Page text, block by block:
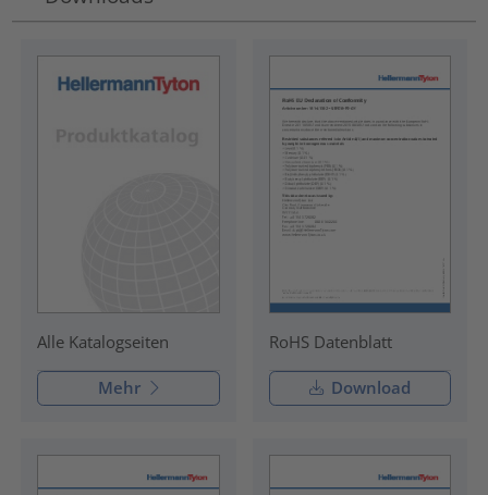
Alle Katalogseiten
Mehr
RoHS Datenblatt
Download